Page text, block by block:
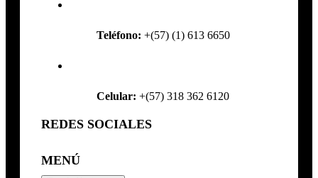
Teléfono: +(57) (1) 613 6650
Celular: +(57) 318 362 6120
REDES SOCIALES
MENÚ